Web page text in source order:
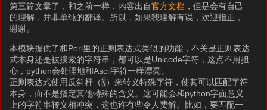
第三篇文章了，和之前一样，内容出自官方文档 ，但是会有自己
的理解，并非单纯的翻译。所以，如果我理解有误，欢迎指正，
谢谢。
本模块提供了和Perl里的正则表达式类似的功能，不关是正则表达
式本身还是被搜索的字符串，都可以是Unicode字符，这点不用担
心，python会处理地和Ascii字符一样漂亮。
正则表达式使用反斜杆（\ ）来转义特殊字符，使其可以匹配字符
本身，而不是指定其他特殊的含义。这可能会和python字面意义
上的字符串转义相冲突，这也许有些令人费解。比如，要匹配一